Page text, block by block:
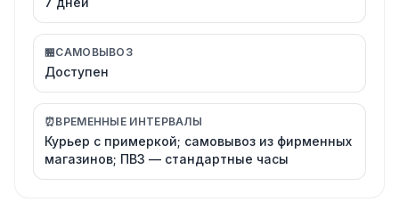
🏪САМОВЫВОЗ
Доступен
⏰ВРЕМЕННЫЕ ИНТЕРВАЛЫ
Курьер с примеркой; самовывоз из фирменных
магазинов; ПВЗ — стандартные часы